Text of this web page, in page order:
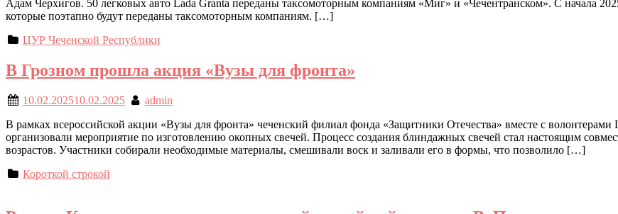
Адам Черхигов. 50 легковых авто Lada Granta переданы таксомоторным компаниям «Миг» и «Чечентранском». С начала
которые поэтапно будут переданы таксомоторным компаниям. […]
ЦУР Чеченской Республики
В Грозном прошла акция «Вузы для фронта»
10.02.202510.02.2025
admin
В рамках всероссийской акции «Вузы для фронта» чеченский филиал фонда «Защитники Отечества» вместе с
организовали мероприятие по изготовлению окопных свечей. Процесс создания блиндажных свечей стал настоящим
возрастов. Участники собирали необходимые материалы, смешивали воск и заливали его в формы, что позволило […]
Короткой строкой